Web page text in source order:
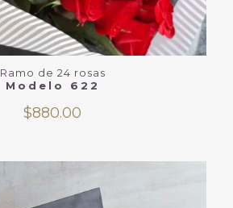
Ramo de 24 rosas
Modelo 622
$880.00